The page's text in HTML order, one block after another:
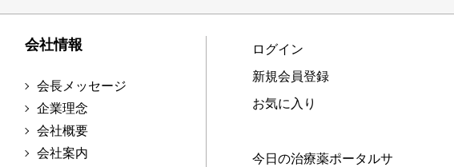
会社情報
会長メッセージ
企業理念
会社概要
会社案内
ログイン
新規会員登録
お気に入り
今日の治療薬ポータルサ